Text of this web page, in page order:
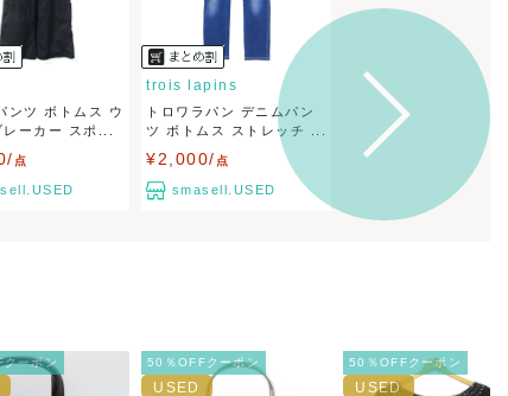
ンツ ボトムス ウ
レーカー スポ...
点
trois lapins
トロワラパン デニムパン
ツ ボトムス ストレッチ ...
¥2,000/ 点
smasell.USED
ーポン 50％OFFクーポン 50％OFFクーポン